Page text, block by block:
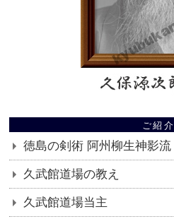
ご紹介
徳島の剣術 阿州柳生神影流
久武館道場の教え
久武館道場当主